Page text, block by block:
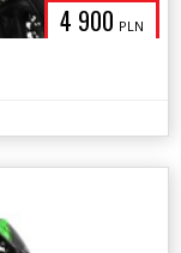
4 900 PLN